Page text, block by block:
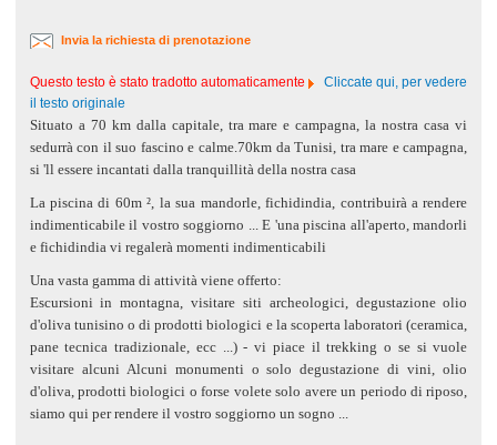
Invia la richiesta di prenotazione
Questo testo è stato tradotto automaticamente
Cliccate qui, per vedere
il testo originale
Situato a 70 km dalla capitale, tra mare e campagna, la nostra casa vi
sedurrà con il suo fascino e calme.70km da Tunisi, tra mare e campagna,
si 'll essere incantati dalla tranquillità della nostra casa
La piscina di 60m ², la sua mandorle, fichidindia, contribuirà a rendere
indimenticabile il vostro soggiorno ... E 'una piscina all'aperto, mandorli
e fichidindia vi regalerà momenti indimenticabili
Una vasta gamma di attività viene offerto:
Escursioni in montagna, visitare siti archeologici, degustazione olio
d'oliva tunisino o di prodotti biologici e la scoperta laboratori (ceramica,
pane tecnica tradizionale, ecc ...) - vi piace il trekking o se si vuole
visitare alcuni Alcuni monumenti o solo degustazione di vini, olio
d'oliva, prodotti biologici o forse volete solo avere un periodo di riposo,
siamo qui per rendere il vostro soggiorno un sogno ...